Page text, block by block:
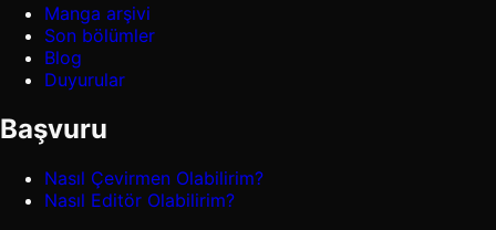
Manga arşivi
Son bölümler
Blog
Duyurular
Başvuru
Nasıl Çevirmen Olabilirim?
Nasıl Editör Olabilirim?